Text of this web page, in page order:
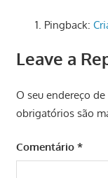
Pingback:
Leave a
O seu endereço
obrigatórios são
Comentário *